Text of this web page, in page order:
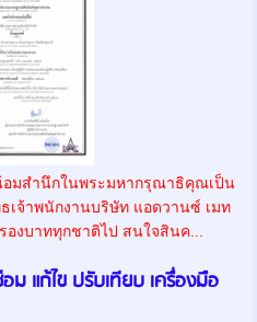
อมสำนึกในพระมหากรุณาธิคุณเป็น
จ้าพนักงานบริษัท แอดวานซ์ เมท
องบาททุกชาติไป สนใจสินค...
แก้ไข ปรับเทียบ เครื่องมือ